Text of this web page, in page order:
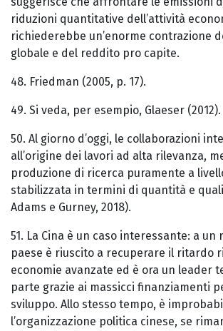
riduzioni quantitative dell’attività
richiederebbe un’enorme contrazione
globale e del reddito pro capite.
48. Friedman (2005, p. 17).
49. Si veda, per esempio, Glaeser (2012).
50. Al giorno d’oggi, le collaborazioni
all’origine dei lavori ad alta rilevanza,
produzione di ricerca puramente a
stabilizzata in termini di quantità e
Adams e Gurney, 2018).
51. La Cina è un caso interessante: a
paese è riuscito a recuperare il ritardo
economie avanzate ed è ora un leader
parte grazie ai massicci finanziamenti
sviluppo. Allo stesso tempo, è
l’organizzazione politica cinese, se